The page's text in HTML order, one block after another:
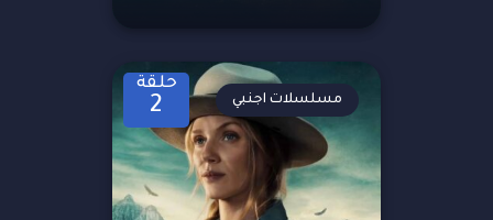
حلقة
2 مسلسلات اجنبي